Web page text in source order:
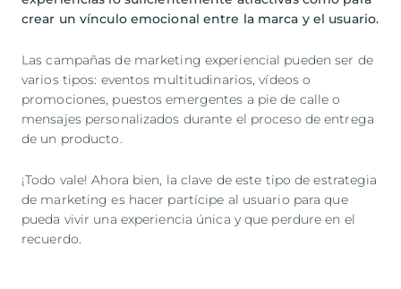
crear un vínculo emocional entre la marca y el usuario.
Las campañas de marketing experiencial pueden ser de
varios tipos: eventos multitudinarios, vídeos o
promociones, puestos emergentes a pie de calle o
mensajes personalizados durante el proceso de entrega
de un producto.
¡Todo vale! Ahora bien, la clave de este tipo de estrategia
de marketing es hacer partícipe al usuario para que
pueda vivir una experiencia única y que perdure en el
recuerdo.